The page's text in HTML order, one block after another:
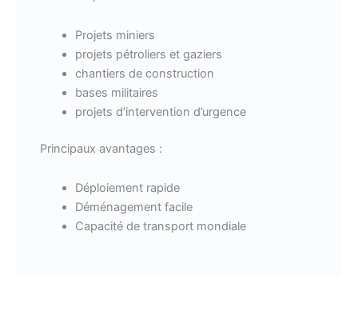
Projets miniers
projets pétroliers et gaziers
chantiers de construction
bases militaires
projets d’intervention d’urgence
Principaux avantages :
Déploiement rapide
Déménagement facile
Capacité de transport mondiale